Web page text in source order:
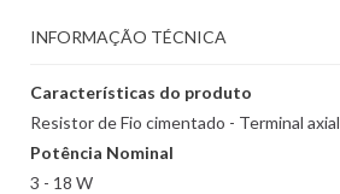
INFORMAÇÃO TÉCNICA
Características do produto
Resistor de Fio cimentado - Terminal axial
Potência Nominal
3 - 18 W